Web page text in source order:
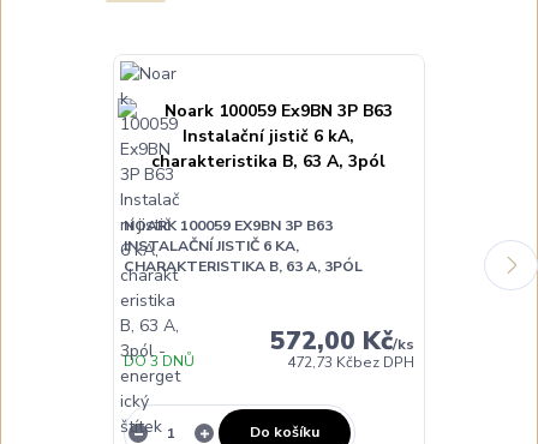
NOARK 100059 EX9BN 3P B63
INSTALAČNÍ JISTIČ 6 KA,
CHARAKTERISTIKA B, 63 A, 3PÓL
572,00 Kč/ks
472,73 Kčbez DPH
DO 3 DNŮ
Do košíku
INSTALAČNÍ